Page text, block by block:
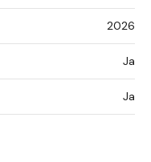
2026
Ja
Ja